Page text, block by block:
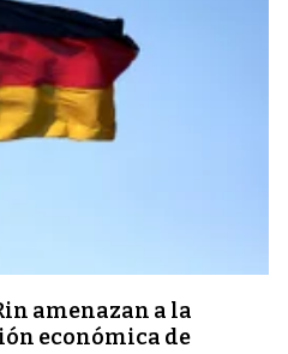
amenazan a la
económica de